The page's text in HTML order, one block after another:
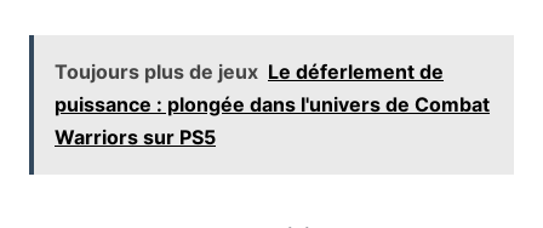
Toujours plus de jeux Le déferlement de
puissance : plongée dans l'univers de Combat
Warriors sur PS5